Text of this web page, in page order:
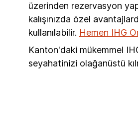
üzerinden rezervasyon
kalışınızda özel
kullanılabilir. Hemen IHG
Kanton'daki mükemmel
seyahatinizi olağanüstü